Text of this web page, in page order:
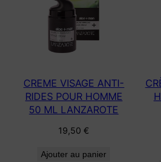
CREME VISAGE ANTI-
RIDES POUR HOMME
50 ML LANZAROTE
19,50 €
Ajouter au panier